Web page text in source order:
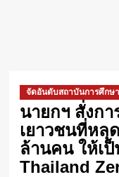
จัดอันดับสถาบันการศึกษา
นายกฯ สั่งกา
เยาวชนที่หลุ
ล้านคน ให้เ
Thailand